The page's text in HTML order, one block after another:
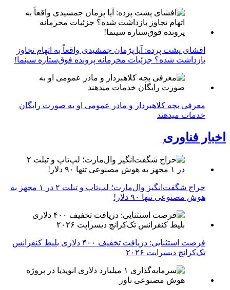
افشای پشت پرده: آیا پژمان جمشیدی واقعاً به اتهام تجاوز
بازداشت شده؟ جزئیات محرمانه پرونده فوق‌ستاره سینما!
معرفی بچه کلاهبردار و مادر عمومی او به صورت رایگان
خدمات میدهند
اخبار فناوری
حراج شگفت‌انگیز وال‌مارت؛ لپ‌تاپ و تبلت ۲ در ۱ مجهز به
هوش مصنوعی تنها ۹۰ دلار!
فرصت استثنایی: دریافت تخفیف ۴۰۰ دلاری بلیط کنفرانس
تک‌کرانچ دیسراپت ۲۰۲۶